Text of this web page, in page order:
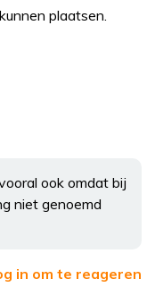
plaatsen.
ook omdat bij
niet genoemd
in om te reageren